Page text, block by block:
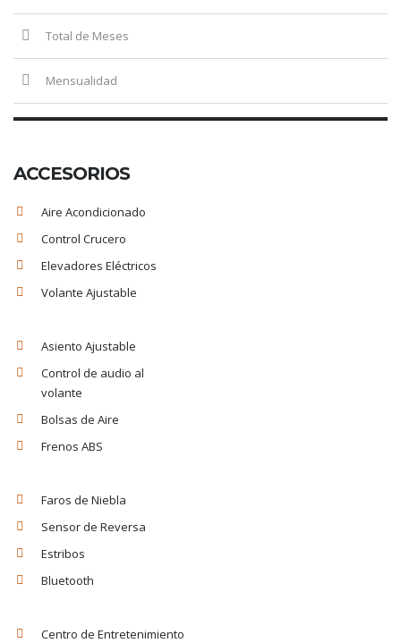
Total de Meses
Mensualidad
ACCESORIOS
Aire Acondicionado
Control Crucero
Elevadores Eléctricos
Volante Ajustable
Asiento Ajustable
Control de audio al
volante
Bolsas de Aire
Frenos ABS
Faros de Niebla
Sensor de Reversa
Estribos
Bluetooth
Centro de Entretenimiento